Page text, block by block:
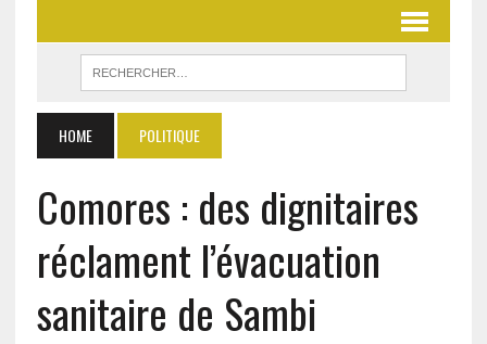
HOME POLITIQUE
Comores : des dignitaires
réclament l’évacuation
sanitaire de Sambi